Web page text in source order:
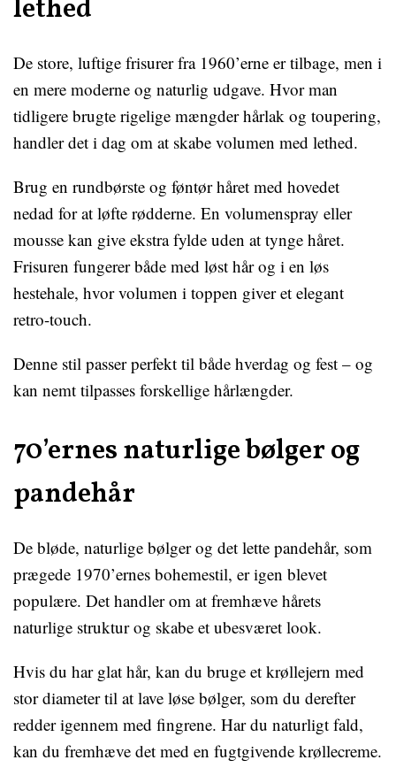
lethed
De store, luftige frisurer fra 1960’erne er tilbage, men i
en mere moderne og naturlig udgave. Hvor man
tidligere brugte rigelige mængder hårlak og toupering,
handler det i dag om at skabe volumen med lethed.
Brug en rundbørste og føntør håret med hovedet
nedad for at løfte rødderne. En volumenspray eller
mousse kan give ekstra fylde uden at tynge håret.
Frisuren fungerer både med løst hår og i en løs
hestehale, hvor volumen i toppen giver et elegant
retro-touch.
Denne stil passer perfekt til både hverdag og fest – og
kan nemt tilpasses forskellige hårlængder.
70’ernes naturlige bølger og
pandehår
De bløde, naturlige bølger og det lette pandehår, som
prægede 1970’ernes bohemestil, er igen blevet
populære. Det handler om at fremhæve hårets
naturlige struktur og skabe et ubesværet look.
Hvis du har glat hår, kan du bruge et krøllejern med
stor diameter til at lave løse bølger, som du derefter
redder igennem med fingrene. Har du naturligt fald,
kan du fremhæve det med en fugtgivende krøllecreme.